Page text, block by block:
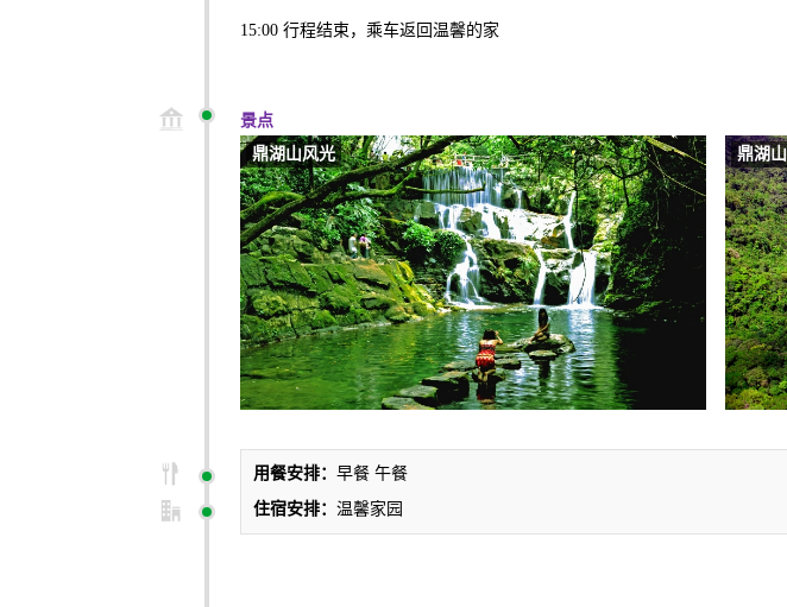
15:00 行程结束，乘车返回温馨的家
景点
鼎湖山风光
鼎湖山
用餐安排： 早餐 午餐
住宿安排： 温馨家园